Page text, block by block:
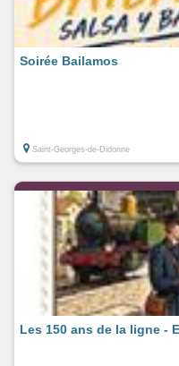
Soirée Bailamos
Saint-Georges-de-Didonne
Les 150 ans de la ligne -